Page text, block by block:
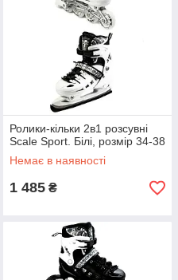
Ролики-кільки 2в1 розсувні
Scale Sport. Білі, розмір 34-38
Немає в наявності
1 485 ₴